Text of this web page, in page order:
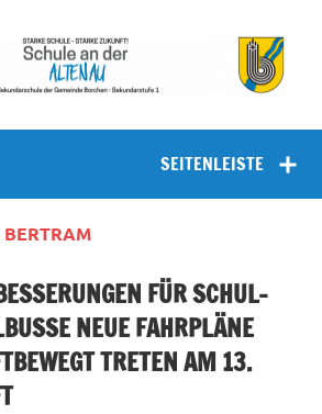
Schule an
der Altenau
SEITENLEISTE
FÜR SCHUL-
NEUE FAHRPLÄNE
TRETEN AM 13.